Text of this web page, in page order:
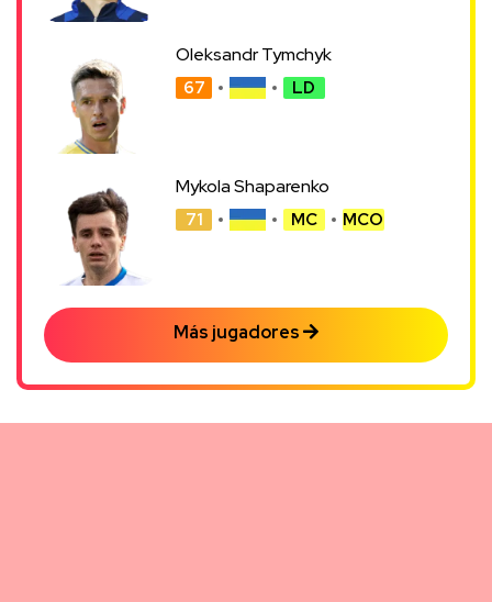
Oleksandr Tymchyk
67 LD
Mykola Shaparenko
71 MC MCO
Más jugadores